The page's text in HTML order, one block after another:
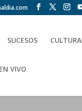
SUCESOS CULTURA
EN VIVO